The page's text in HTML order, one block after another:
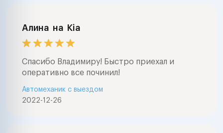
Алина на Kia
Спасибо Владимиру! Быстро приехал и
оперативно все починил!
2022-12-26
Автомеханик с выездом